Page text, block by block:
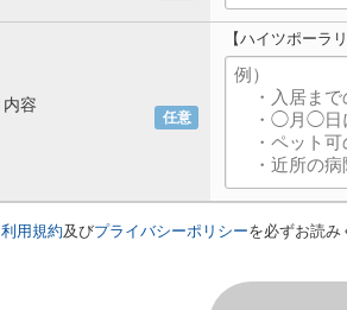
任意
内容
【ハイツポーラ
利用規約及びプライバシーポリシーを必ずお読み